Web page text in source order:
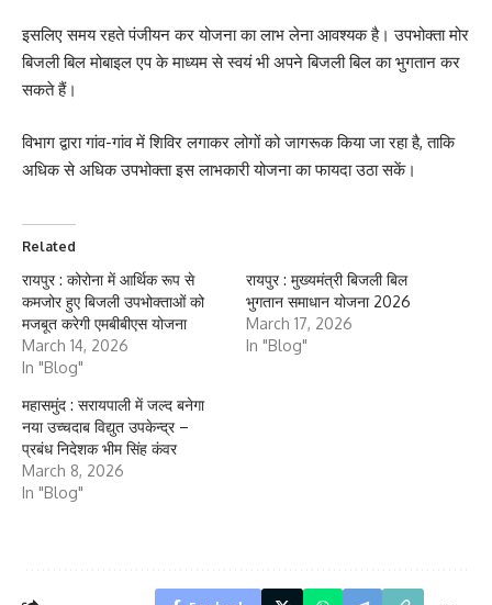
इसलिए समय रहते पंजीयन कर योजना का लाभ लेना आवश्यक है। उपभोक्ता मोर
बिजली बिल मोबाइल एप के माध्यम से स्वयं भी अपने बिजली बिल का भुगतान कर
सकते हैं।
विभाग द्वारा गांव-गांव में शिविर लगाकर लोगों को जागरूक किया जा रहा है, ताकि
अधिक से अधिक उपभोक्ता इस लाभकारी योजना का फायदा उठा सकें।
Related
रायपुर : कोरोना में आर्थिक रूप से
कमजोर हुए बिजली उपभोक्ताओं को
मजबूत करेगी एमबीबीएस योजना
March 14, 2026
In "Blog"
रायपुर : मुख्यमंत्री बिजली बिल
भुगतान समाधान योजना 2026
March 17, 2026
In "Blog"
महासमुंद : सरायपाली में जल्द बनेगा
नया उच्चदाब विद्युत उपकेन्द्र –
प्रबंध निदेशक भीम सिंह कंवर
March 8, 2026
In "Blog"